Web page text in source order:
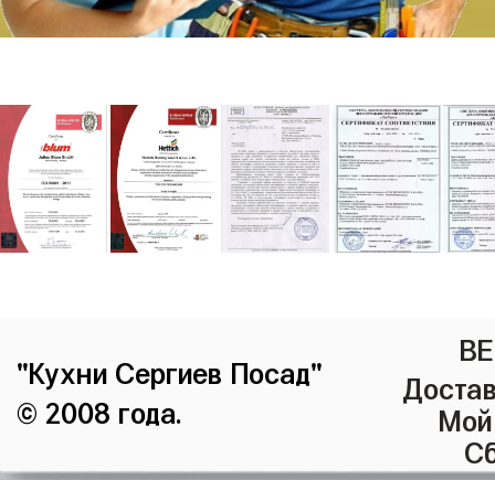
"Кухни Сергиев Посад"
© 2008 года.